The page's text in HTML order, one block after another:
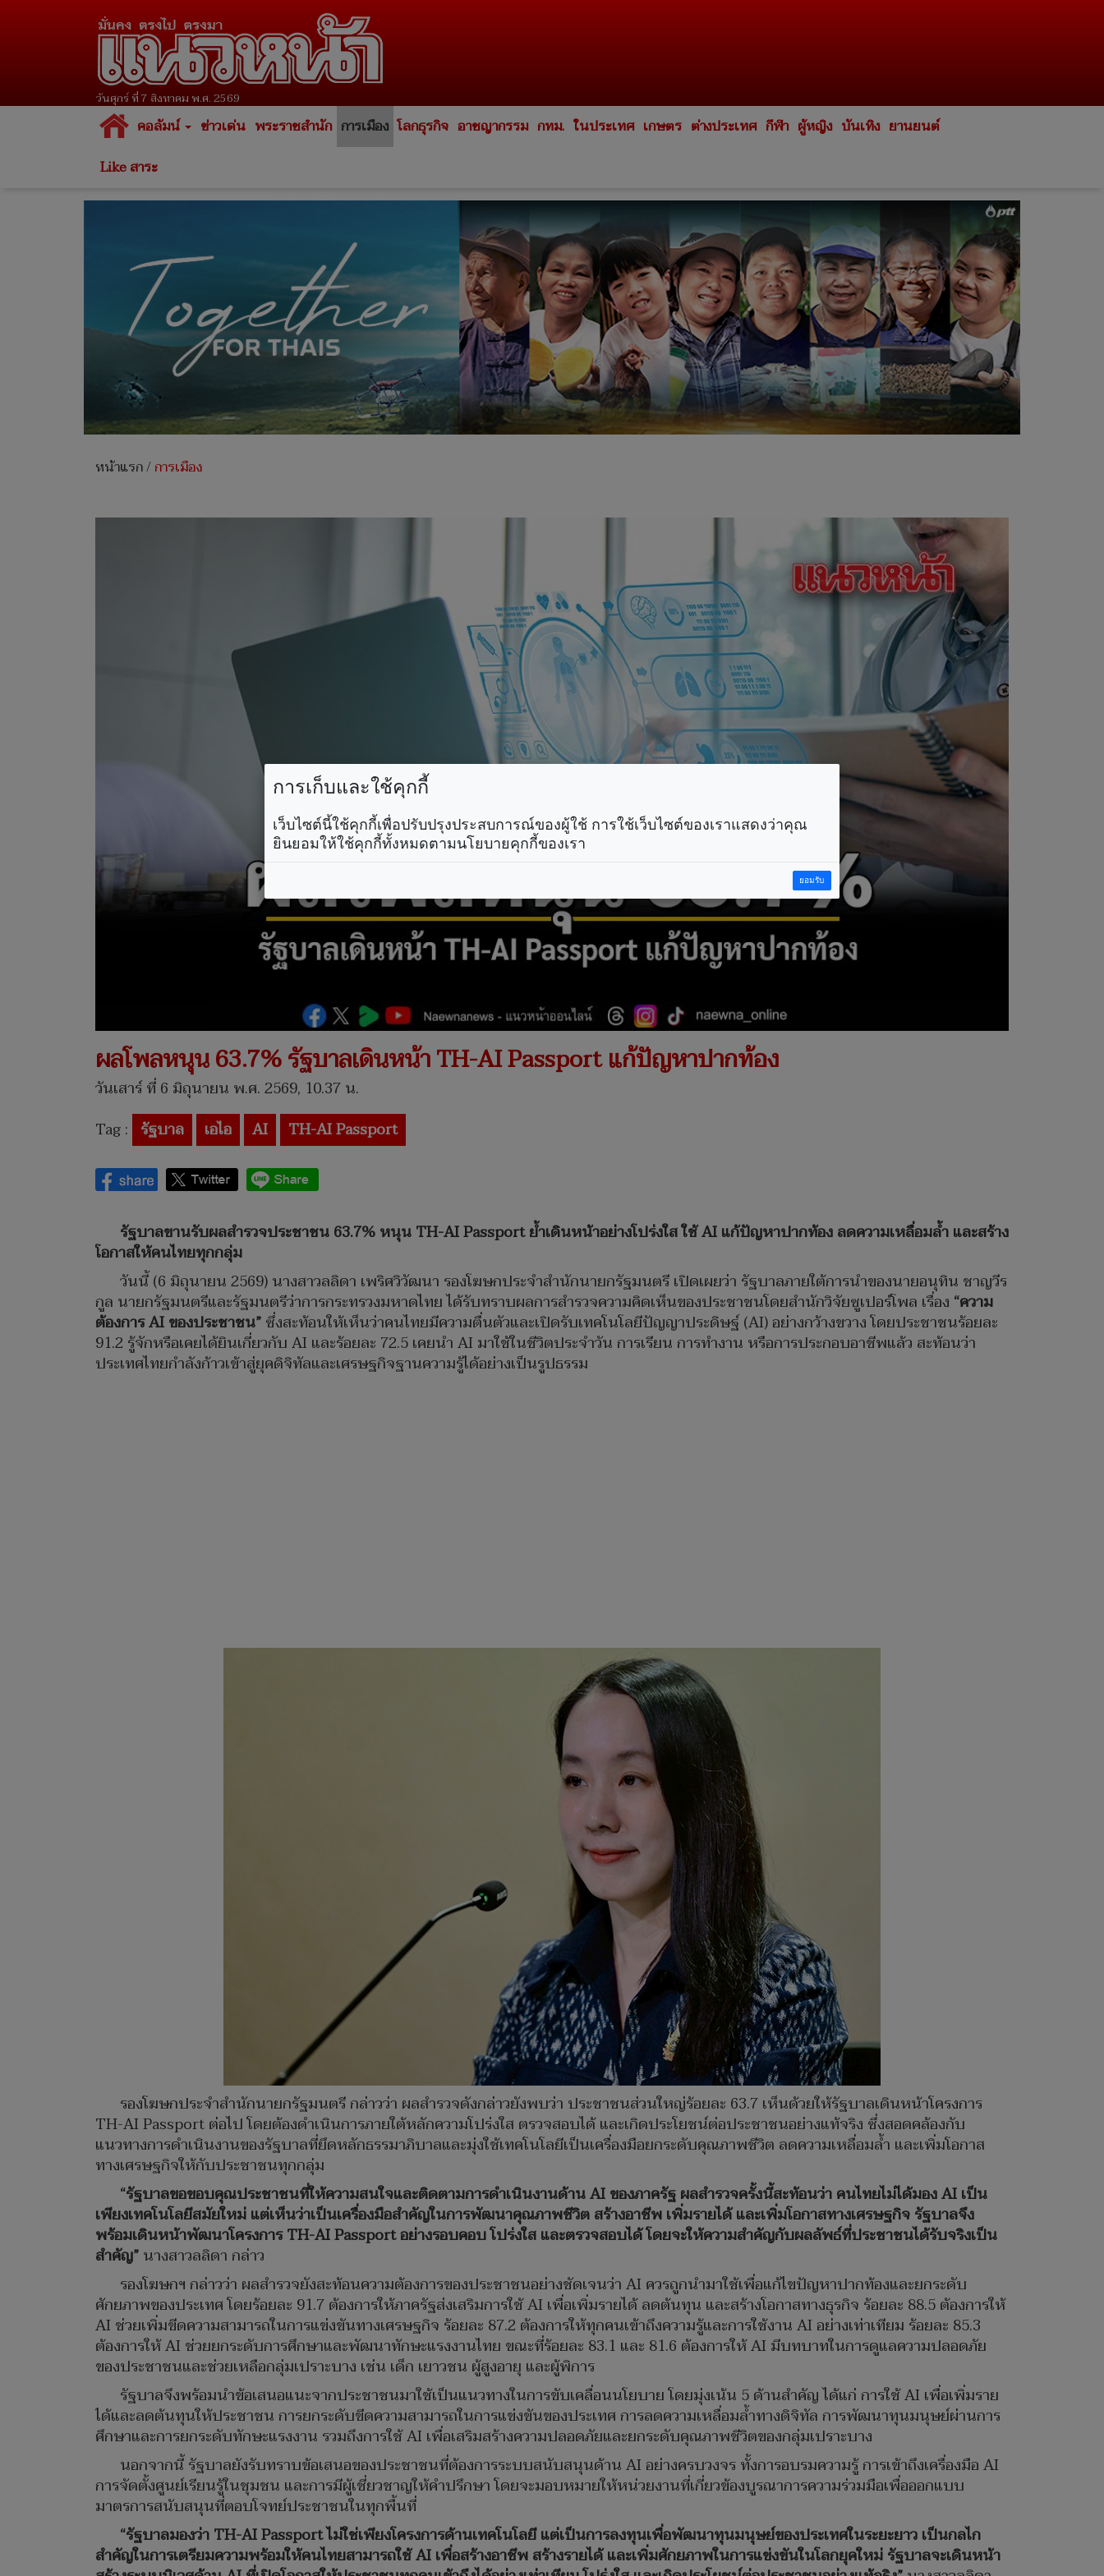
วันศุกร์ ที่ 7 สิงหาคม พ.ศ. 2569
คอลัมน์ ข่าวเด่น พระราชสำนัก การเมือง โลกธุรกิจ อาชญากรรม กทม. ในประเทศ เกษตร ต่างประเทศ กีฬา ผู้หญิง บันเทิง ยานยนต์
Like สาระ
หน้าแรก/การเมือง
ผลโพลหนุน 63.7% รัฐบาลเดินหน้า TH-AI Passport แก้ปัญหาปากท้อง
วันเสาร์ ที่ 6 มิถุนายน พ.ศ. 2569, 10.37 น.
Tag : รัฐบาล เอไอ AI TH-AI Passport
รัฐบาลขานรับผลสำรวจประชาชน 63.7% หนุน TH-AI Passport ย้ำเดินหน้าอย่างโปร่งใส ใช้ AI แก้ปัญหาปากท้อง ลดความเหลื่อมล้ำ และสร้าง
โอกาสให้คนไทยทุกกลุ่ม
วันนี้ (6 มิถุนายน 2569) นางสาวลลิดา เพริศวิวัฒนา รองโฆษกประจำสำนักนายกรัฐมนตรี เปิดเผยว่า รัฐบาลภายใต้การนำของนายอนุทิน ชาญวีร
กูล นายกรัฐมนตรีและรัฐมนตรีว่าการกระทรวงมหาดไทย ได้รับทราบผลการสำรวจความคิดเห็นของประชาชนโดยสำนักวิจัยซูเปอร์โพล เรื่อง “ความ
ต้องการ AI ของประชาชน”ซึ่งสะท้อนให้เห็นว่าคนไทยมีความตื่นตัวและเปิดรับเทคโนโลยีปัญญาประดิษฐ์ (AI) อย่างกว้างขวาง โดยประชาชนร้อยละ
91.2 รู้จักหรือเคยได้ยินเกี่ยวกับ AI และร้อยละ 72.5 เคยนำ AI มาใช้ในชีวิตประจำวัน การเรียน การทำงาน หรือการประกอบอาชีพแล้ว สะท้อนว่า
ประเทศไทยกำลังก้าวเข้าสู่ยุคดิจิทัลและเศรษฐกิจฐานความรู้ได้อย่างเป็นรูปธรรม
รองโฆษกประจำสำนักนายกรัฐมนตรี กล่าวว่า ผลสำรวจดังกล่าวยังพบว่า ประชาชนส่วนใหญ่ร้อยละ 63.7 เห็นด้วยให้รัฐบาลเดินหน้าโครงการ
TH-AI Passport ต่อไป โดยต้องดำเนินการภายใต้หลักความโปร่งใส ตรวจสอบได้ และเกิดประโยชน์ต่อประชาชนอย่างแท้จริง ซึ่งสอดคล้องกับ
แนวทางการดำเนินงานของรัฐบาลที่ยึดหลักธรรมาภิบาลและมุ่งใช้เทคโนโลยีเป็นเครื่องมือยกระดับคุณภาพชีวิต ลดความเหลื่อมล้ำ และเพิ่มโอกาส
ทางเศรษฐกิจให้กับประชาชนทุกกลุ่ม
“รัฐบาลขอขอบคุณประชาชนที่ให้ความสนใจและติดตามการดำเนินงานด้าน AI ของภาครัฐ ผลสำรวจครั้งนี้สะท้อนว่า คนไทยไม่ได้มอง AI เป็น
เพียงเทคโนโลยีสมัยใหม่ แต่เห็นว่าเป็นเครื่องมือสำคัญในการพัฒนาคุณภาพชีวิต สร้างอาชีพ เพิ่มรายได้ และเพิ่มโอกาสทางเศรษฐกิจ รัฐบาลจึง
พร้อมเดินหน้าพัฒนาโครงการ TH-AI Passport อย่างรอบคอบ โปร่งใส และตรวจสอบได้ โดยจะให้ความสำคัญกับผลลัพธ์ที่ประชาชนได้รับจริงเป็น
สำคัญ”นางสาวลลิดา กล่าว
รองโฆษกฯ กล่าวว่า ผลสำรวจยังสะท้อนความต้องการของประชาชนอย่างชัดเจนว่า AI ควรถูกนำมาใช้เพื่อแก้ไขปัญหาปากท้องและยกระดับ
ศักยภาพของประเทศ โดยร้อยละ 91.7 ต้องการให้ภาครัฐส่งเสริมการใช้ AI เพื่อเพิ่มรายได้ ลดต้นทุน และสร้างโอกาสทางธุรกิจ ร้อยละ 88.5 ต้องการให้
AI ช่วยเพิ่มขีดความสามารถในการแข่งขันทางเศรษฐกิจ ร้อยละ 87.2 ต้องการให้ทุกคนเข้าถึงความรู้และการใช้งาน AI อย่างเท่าเทียม ร้อยละ 85.3
ต้องการให้ AI ช่วยยกระดับการศึกษาและพัฒนาทักษะแรงงานไทย ขณะที่ร้อยละ 83.1 และ 81.6 ต้องการให้ AI มีบทบาทในการดูแลความปลอดภัย
ของประชาชนและช่วยเหลือกลุ่มเปราะบาง เช่น เด็ก เยาวชน ผู้สูงอายุ และผู้พิการ
รัฐบาลจึงพร้อมนำข้อเสนอแนะจากประชาชนมาใช้เป็นแนวทางในการขับเคลื่อนนโยบาย โดยมุ่งเน้น 5 ด้านสำคัญ ได้แก่ การใช้ AI เพื่อเพิ่มราย
ได้และลดต้นทุนให้ประชาชน การยกระดับขีดความสามารถในการแข่งขันของประเทศ การลดความเหลื่อมล้ำทางดิจิทัล การพัฒนาทุนมนุษย์ผ่านการ
ศึกษาและการยกระดับทักษะแรงงาน รวมถึงการใช้ AI เพื่อเสริมสร้างความปลอดภัยและยกระดับคุณภาพชีวิตของกลุ่มเปราะบาง
นอกจากนี้ รัฐบาลยังรับทราบข้อเสนอของประชาชนที่ต้องการระบบสนับสนุนด้าน AI อย่างครบวงจร ทั้งการอบรมความรู้ การเข้าถึงเครื่องมือ AI
การจัดตั้งศูนย์เรียนรู้ในชุมชน และการมีผู้เชี่ยวชาญให้คำปรึกษา โดยจะมอบหมายให้หน่วยงานที่เกี่ยวข้องบูรณาการความร่วมมือเพื่อออกแบบ
มาตรการสนับสนุนที่ตอบโจทย์ประชาชนในทุกพื้นที่
“รัฐบาลมองว่า TH-AI Passport ไม่ใช่เพียงโครงการด้านเทคโนโลยี แต่เป็นการลงทุนเพื่อพัฒนาทุนมนุษย์ของประเทศในระยะยาว เป็นกลไก
สำคัญในการเตรียมความพร้อมให้คนไทยสามารถใช้ AI เพื่อสร้างอาชีพ สร้างรายได้ และเพิ่มศักยภาพในการแข่งขันในโลกยุคใหม่ รัฐบาลจะเดินหน้า
การเก็บและใช้คุกกี้
เว็บไซต์นี้ใช้คุกกี้เพื่อปรับปรุงประสบการณ์ของผู้ใช้ การใช้เว็บไซต์ของเราแสดงว่าคุณ
ยินยอมให้ใช้คุกกี้ทั้งหมดตามนโยบายคุกกี้ของเรา
ยอมรับ